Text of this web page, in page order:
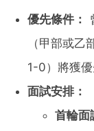
優先條件：
（甲部或乙
1-0）將獲優
面試安排：
首輪面